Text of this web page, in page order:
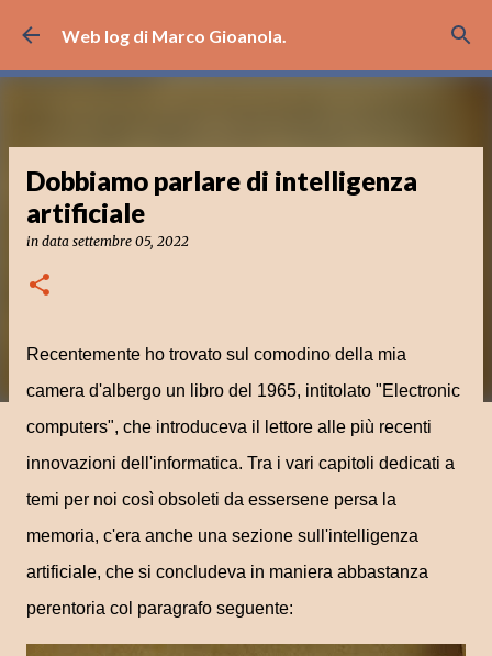
Passa ai contenuti principali
Web log di Marco Gioanola.
Dobbiamo parlare di intelligenza
artificiale
in data settembre 05, 2022
Recentemente ho trovato sul comodino della mia
camera d'albergo un libro del 1965, intitolato "Electronic
computers", che introduceva il lettore alle più recenti
innovazioni dell'informatica. Tra i vari capitoli dedicati a
temi per noi così obsoleti da essersene persa la
memoria, c'era anche una sezione sull'intelligenza
artificiale, che si concludeva in maniera abbastanza
perentoria col paragrafo seguente: